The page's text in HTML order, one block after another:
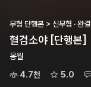
무협 단행본 > 신무협 · 완결
혈검소야 [단행본]
몽월
4.7천
5.0